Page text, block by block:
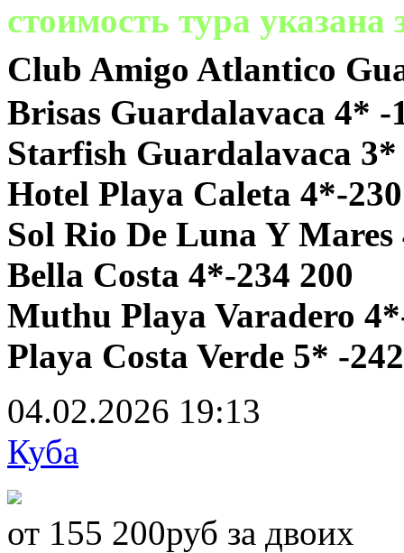
cтоимость тура
Club Amigo Atlantico
Brisas Guardalavaca 4* -
Starfish Guardalavaca 3*
Hotel Playa Caleta 4*-
Sol Rio De Luna Y Mares
Bella Costa 4*-234 200
Muthu Playa Varadero
Playa Costa Verde 5* -
04.02.2026 19:13
Куба
от 155 200руб за двоих